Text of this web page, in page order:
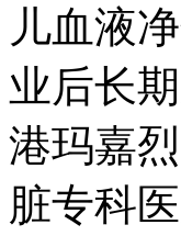
儿血液
业后长
港玛嘉
脏专科